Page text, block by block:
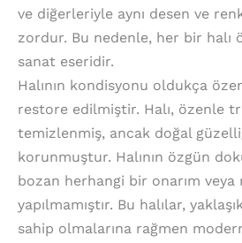
ve diğerleriyle aynı desen ve
zordur. Bu nedenle, her bir halı
sanat eseridir.
Halının kondisyonu oldukça
restore edilmiştir. Halı, özenle
temizlenmiş, ancak doğal
korunmuştur. Halının özgün
bozan herhangi bir onarım
yapılmamıştır. Bu halılar,
sahip olmalarına rağmen